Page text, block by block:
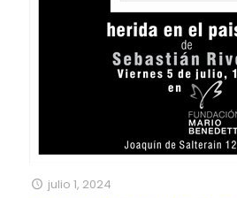
julio 1, 2024